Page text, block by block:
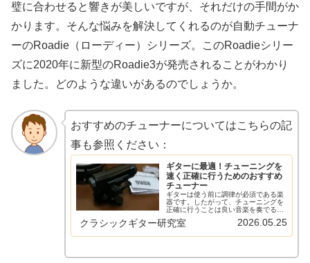
璧に合わせると響きが美しいですが、それだけの手間がか
かります。そんな悩みを解決してくれるのが自動チューナ
ーのRoadie（ローディー）シリーズ。このRoadieシリー
ズに2020年に新型のRoadie3が発売されることがわかり
ました。どのような違いがあるのでしょうか。
おすすめのチューナーについてはこちらの記
事も参照ください：
ギターに最適！チューニングを
速く正確に行うためのおすすめ
チューナー
ギターは使う前に調律が必須である楽
器です。したがって、チューニングを
正確に行うことは良い音楽を奏でるの
に必要です。とはいえ、あまり時間を
かけるのも考え物です。そんなギター
クラシックギター研究室 2026.05.25